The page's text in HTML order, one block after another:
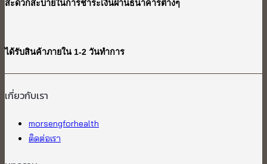
สะดวกสะบายในการชำระเงินผ่านธนาคารต่างๆ
ได้รับสินค้าภายใน 1-2 วันทำการ
เกี่ยวกับเรา​
morsengforhealth
ติดต่อเรา